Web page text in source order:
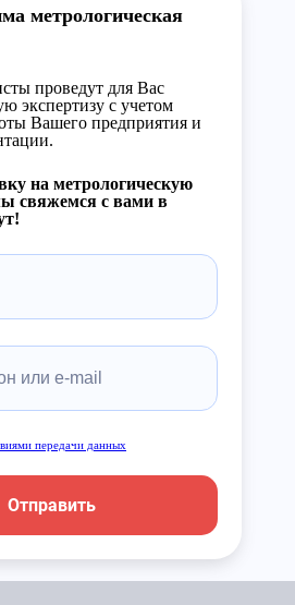
метрологическая
проведут для Вас
экспертизу с учетом
Вашего предприятия и
на метрологическую
свяжемся с вами в
передачи данных
Отправить